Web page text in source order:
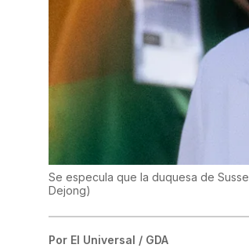
Se especula que la duquesa de
Dejong)
Por El Universal / GDA